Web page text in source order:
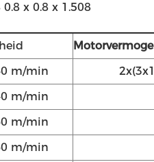
x 0.8 x 1.508
m/min
m/min
m/min
m/min